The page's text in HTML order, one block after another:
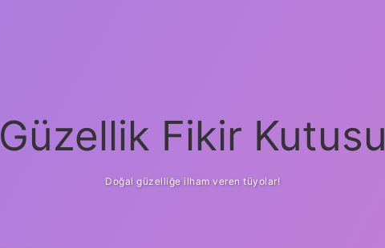
Güzellik Fikir Kutusu
Doğal güzelliğe ilham veren tüyolar!